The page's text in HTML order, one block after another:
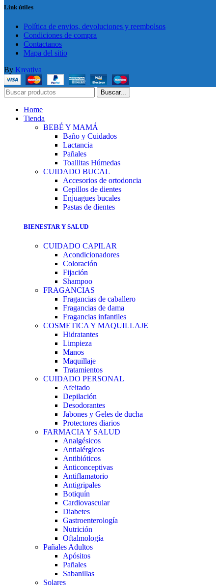
Link útiles
Política de envios, devoluciones y reembolsos
Condiciones de compra
Contactanos
Mapa del sitio
By Kreativa
Buscar...
Home
Tienda
BEBÉ Y MAMÁ
Baño y Cuidados
Lactancia
Pañales
Toallitas Húmedas
CUIDADO BUCAL
Accesorios de ortodoncia
Cepillos de dientes
Enjuagues bucales
Pastas de dientes
BIENESTAR Y SALUD
CUIDADO CAPILAR
Acondicionadores
Coloración
Fijación
Shampoo
FRAGANCIAS
Fragancias de caballero
Fragancias de dama
Fragancias infantiles
COSMETICA Y MAQUILLAJE
Hidratantes
Limpieza
Manos
Maquillaje
Tratamientos
CUIDADO PERSONAL
Afeitado
Depilación
Desodorantes
Jabones y Geles de ducha
Protectores diarios
FARMACIA Y SALUD
Analgésicos
Antialérgicos
Antibióticos
Anticonceptivas
Antiflamatorio
Antigripales
Botiquín
Cardiovascular
Diabetes
Gastroenterología
Nutrición
Oftalmología
Pañales Adultos
Apósitos
Pañales
Sabanillas
Solares